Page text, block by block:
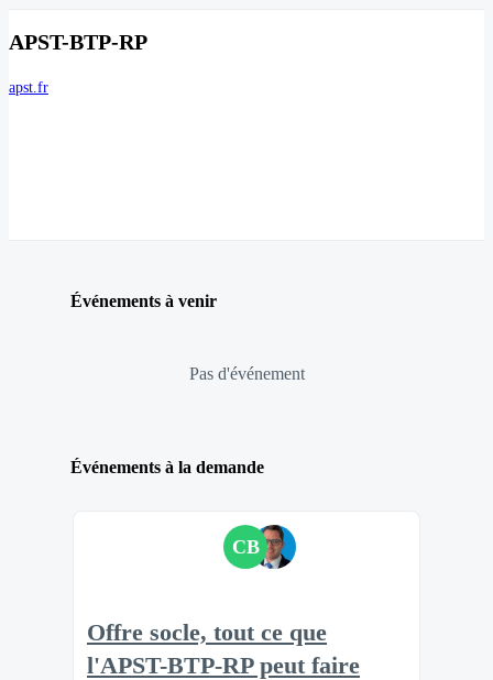
APST-BTP-RP
apst.fr
Événements à venir
Pas d'événement
Événements à la demande
CB
Offre socle, tout ce que
l'APST-BTP-RP peut faire